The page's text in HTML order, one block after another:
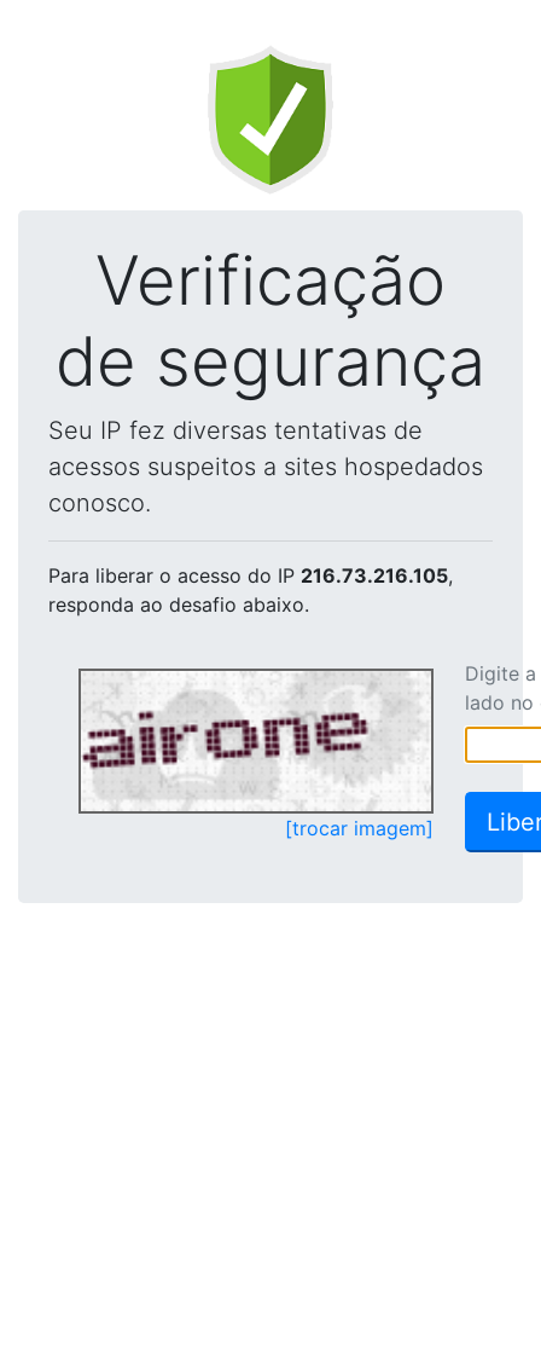
Verificação
de segurança
Seu IP fez diversas tentativas de
acessos suspeitos a sites hospedados
conosco.
Para liberar o acesso do IP 216.73.216.105,
responda ao desafio abaixo.
[trocar imagem]
Digite
lado no